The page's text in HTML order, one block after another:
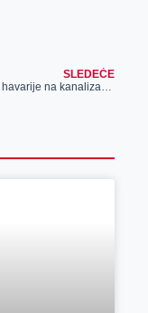
SLEDEĆE
Sanacija havarije na kanalizacionoj mreži u Marka Oreškovića